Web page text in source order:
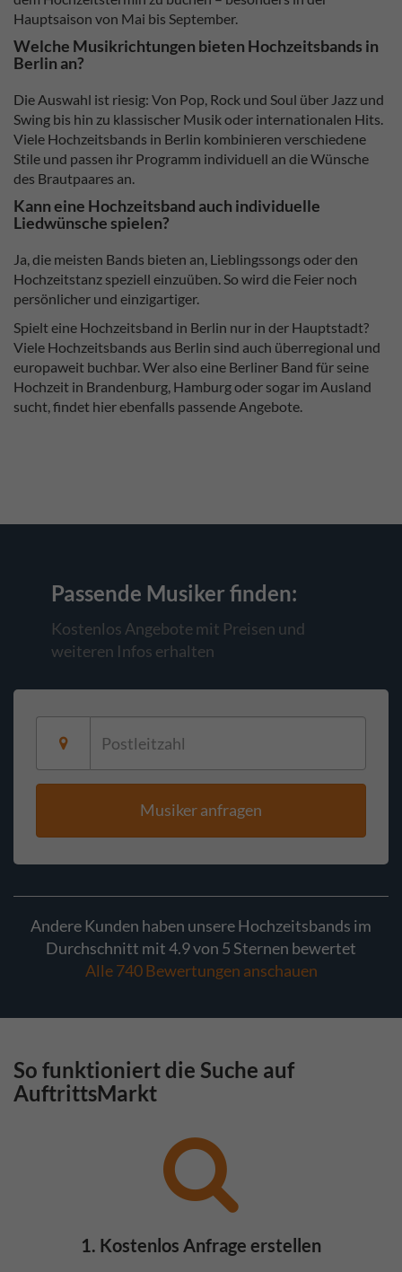
Hauptsaison von Mai bis September.
Welche Musikrichtungen bieten Hochzeitsbands in
Berlin an?
Die Auswahl ist riesig: Von Pop, Rock und Soul über Jazz und
Swing bis hin zu klassischer Musik oder internationalen Hits.
Viele Hochzeitsbands in Berlin kombinieren verschiedene
Stile und passen ihr Programm individuell an die Wünsche
des Brautpaares an.
Kann eine Hochzeitsband auch individuelle
Liedwünsche spielen?
Ja, die meisten Bands bieten an, Lieblingssongs oder den
Hochzeitstanz speziell einzuüben. So wird die Feier noch
persönlicher und einzigartiger.
Spielt eine Hochzeitsband in Berlin nur in der Hauptstadt?
Viele Hochzeitsbands aus Berlin sind auch überregional und
europaweit buchbar. Wer also eine Berliner Band für seine
Hochzeit in Brandenburg, Hamburg oder sogar im Ausland
sucht, findet hier ebenfalls passende Angebote.
Passende Musikerfinden:
Kostenlos Angebote mit Preisen und
weiteren Infos erhalten
Musiker anfragen
Andere Kunden haben unsere Hochzeitsbands im
Durchschnitt mit 4.9 von 5 Sternen bewertet
Alle 740 Bewertungen anschauen
So funktioniert die Suche auf
AuftrittsMarkt
1. Kostenlos Anfrage erstellen